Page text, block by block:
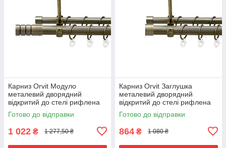
Карниз Orvit Модуло
металевий дворядний
відкритий до стелі рифлена
труба кільце металеве Антик
25\19 мм 160 см (00-
Готово до відправки
1 022 ₴ 1 277,50 ₴
Карниз Orvit Заглушка
металевий дворядний
відкритий до стелі рифлена
труба кільце металеве Антик
25\19 мм 160 см (00-
Готово до відправки
864 ₴ 1 080 ₴